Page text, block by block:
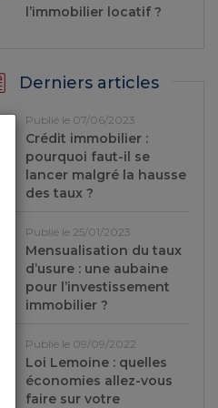
l’immobilier locatif ?
Derniers articles
Publié le 07/06/2023
Crédit immobilier :
pourquoi faut-il se
lancer malgré la hausse
des taux ?
Publié le 25/01/2023
Mensualisation du taux
d’usure : une aubaine
pour l’investissement
immobilier ?
Publié le 09/09/2022
Loi Lemoine : quelles
économies allez-vous
faire sur votre